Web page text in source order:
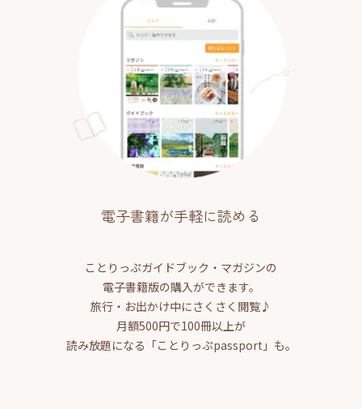
電子書籍が手軽に読める
ことりっぷガイドブック・マガジンの
電子書籍版の購入ができます。
旅行・お出かけ中にさくさく閲覧♪
月額500円で100冊以上が
読み放題になる「ことりっぷpassport」も。